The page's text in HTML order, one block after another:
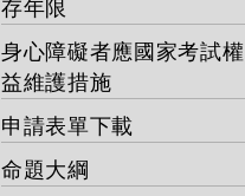
存年限
身心障礙者應國家考試權
益維護措施
申請表單下載
命題大綱